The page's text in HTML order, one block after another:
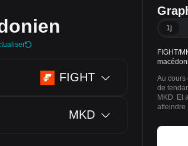
FIGHT
MKD
1j
FIGHT/
Au cours
de
MKD. Et
atteindre